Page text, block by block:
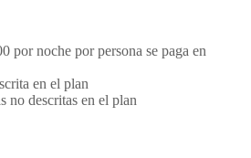
por noche por persona se paga en
en el plan
no descritas en el plan